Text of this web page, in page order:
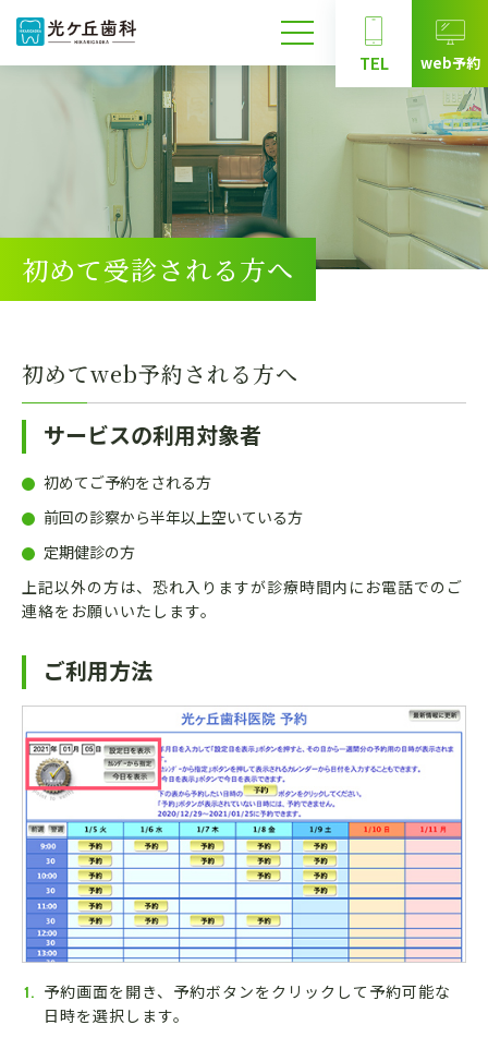
TEL web予約
初めて受診される方へ
初めてweb予約される方へ
サービスの利用対象者
初めてご予約をされる方
前回の診察から半年以上空いている方
定期健診の方
上記以外の方は、恐れ入りますが診療時間内にお電話でのご
連絡をお願いいたします。
ご利用方法
1. 予約画面を開き、予約ボタンをクリックして予約可能な
日時を選択します。